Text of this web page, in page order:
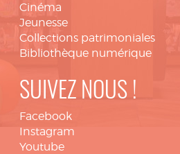
Cinéma
Jeunesse
Collections patrimoniales
Bibliothèque numérique
SUIVEZ NOUS !
Facebook
Instagram
Youtube